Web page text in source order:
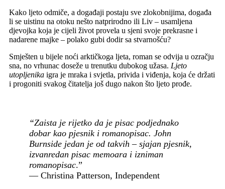
Kako ljeto odmiče, a događaji postaju sve zlokobnijima, događa
li se uistinu na otoku nešto natprirodno ili Liv – usamljena
djevojka koja je cijeli život provela u sjeni svoje prekrasne i
nadarene majke – polako gubi dodir sa stvarnošću?
Smješten u bijele noći arktičkoga ljeta, roman se odvija u ozračju
sna, no vrhunac doseže u trenutku dubokog užasa. Ljeto
utopljenika igra je mraka i svjetla, privida i viđenja, koja će držati
i progoniti svakog čitatelja još dugo nakon što ljeto prođe.
“Zaista je rijetko da je pisac podjednako
dobar kao pjesnik i romanopisac. John
Burnside jedan je od takvih – sjajan pjesnik,
izvanredan pisac memoara i izniman
romanopisac.”
— Christina Patterson, Independent